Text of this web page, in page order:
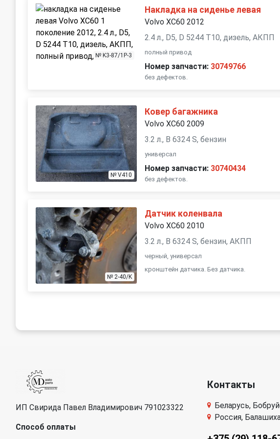
№ K3-87/1P-3
Накладка на сиденье левая
Volvo XC60 2012
2.4 л., D5, D 5244 T10, дизель, АКПП
полный привод
Номер запчасти: 30749766
без дефектов.
№ V410
Ковер багажника
Volvo XC60 2009
3.2 л., B 6324 S, бензин
универсал
Номер запчасти: 30740434
без дефектов.
№ 2-40/K
Датчик коленвала
Volvo XC60 2010
3.2 л., B 6324 S, бензин, АКПП
черный, универсал
кронштейн датчика. Без датчика.
ИП Свирида Павел Владимирович 791023322
Способ оплаты
Контакты
Беларусь,
Россия,